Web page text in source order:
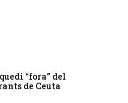
“fora” del
de Ceuta